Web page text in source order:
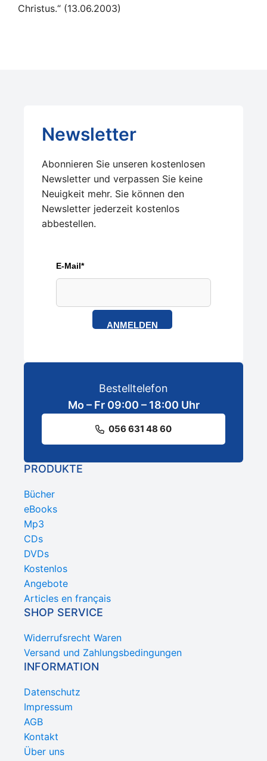
Christus.“ (13.06.2003)
Newsletter
Abonnieren Sie unseren kostenlosen
Newsletter und verpassen Sie keine
Neuigkeit mehr. Sie können den
Newsletter jederzeit kostenlos
abbestellen.
E-Mail*
ANMELDEN
Bestelltelefon
Mo – Fr 09:00 – 18:00 Uhr
056 631 48 60
PRODUKTE
Bücher
eBooks
Mp3
CDs
DVDs
Kostenlos
Angebote
Articles en français
SHOP SERVICE
Widerrufsrecht Waren
Versand und Zahlungsbedingungen
INFORMATION
Datenschutz
Impressum
AGB
Kontakt
Über uns